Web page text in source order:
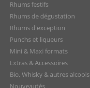
Rhums festifs
Rhums de dégustation
Rhums d'exception
Punchs et liqueurs
Mini & Maxi formats
Extras & Accessoires
Bio, Whisky & autres alcools